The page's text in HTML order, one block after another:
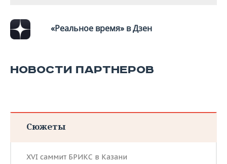
«Реальное время» в Дзен
НОВОСТИ ПАРТНЕРОВ
Сюжеты
XVI саммит БРИКС в Казани